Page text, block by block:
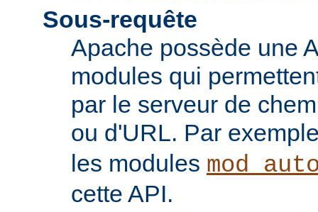
Sous-requête
Apache possède une
modules qui
par le serveur de
ou d'URL. Par
les modules
cette API.